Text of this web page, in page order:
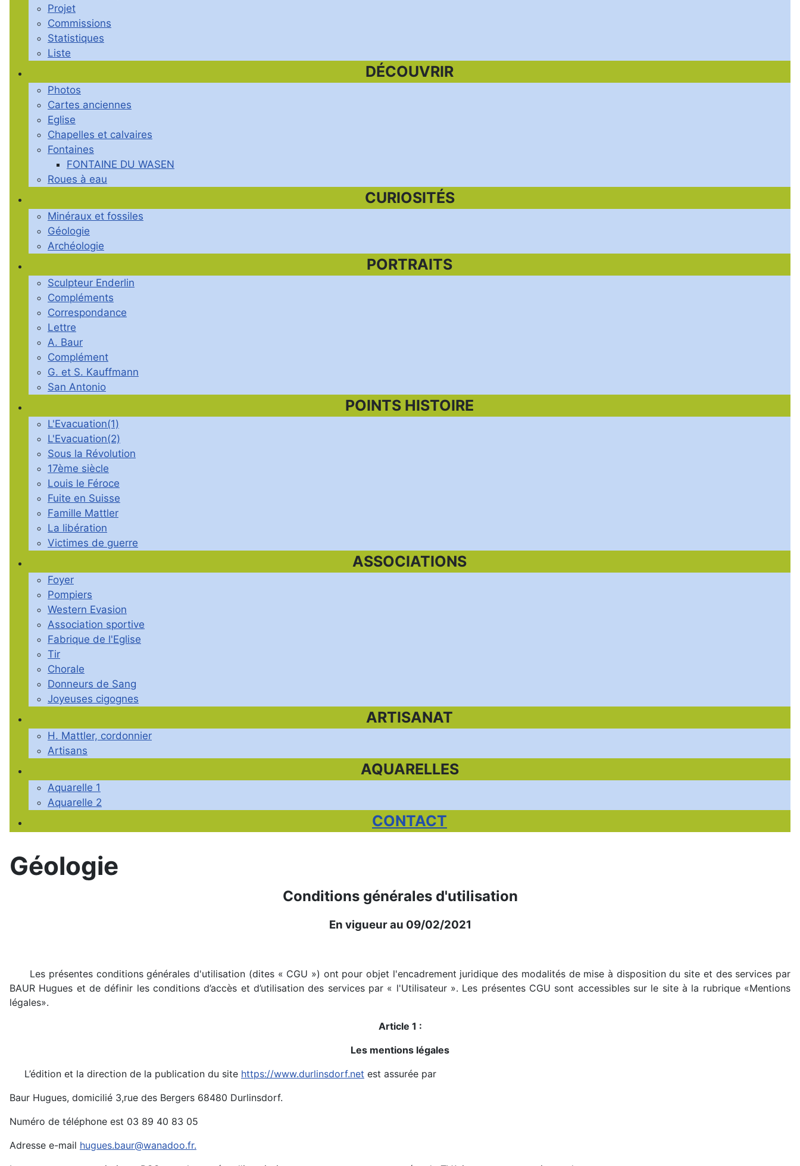
Projet
Commissions
Statistiques
Liste
DÉCOUVRIR
Photos
Cartes anciennes
Eglise
Chapelles et calvaires
Fontaines
FONTAINE DU WASEN
Roues à eau
CURIOSITÉS
Minéraux et fossiles
Géologie
Archéologie
PORTRAITS
Sculpteur Enderlin
Compléments
Correspondance
Lettre
A. Baur
Complément
G. et S. Kauffmann
San Antonio
POINTS HISTOIRE
L'Evacuation(1)
L'Evacuation(2)
Sous la Révolution
17ème siècle
Louis le Féroce
Fuite en Suisse
Famille Mattler
La libération
Victimes de guerre
ASSOCIATIONS
Foyer
Pompiers
Western Evasion
Association sportive
Fabrique de l'Eglise
Tir
Chorale
Donneurs de Sang
Joyeuses cigognes
ARTISANAT
H. Mattler, cordonnier
Artisans
AQUARELLES
Aquarelle 1
Aquarelle 2
CONTACT
Géologie
Conditions générales d'utilisation
En vigueur au 09/02/2021
Les présentes conditions générales d'utilisation (dites « CGU ») ont pour objet l'encadrement juridique des modalités de mise à disposition du site et des services par
BAUR Hugues et de définir les conditions d’accès et d’utilisation des services par « l'Utilisateur ». Les présentes CGU sont accessibles sur le site à la rubrique «Mentions
légales».
Article 1 :
Les mentions légales
L’édition et la direction de la publication du site https://www.durlinsdorf.net est assurée par
Baur Hugues, domicilié 3,rue des Bergers 68480 Durlinsdorf.
Numéro de téléphone est 03 89 40 83 05
Adresse e-mail hugues.baur@wanadoo.fr.